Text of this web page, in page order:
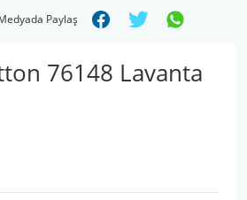
Paylaş
76148 Lavanta